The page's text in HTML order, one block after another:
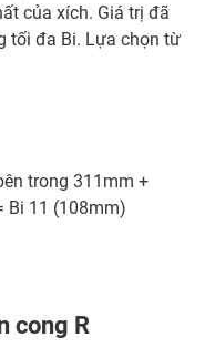
của xích. Giá trị đã
tối đa Bi. Lựa chọn từ
trong 311mm +
Bi 11 (108mm)
cong R